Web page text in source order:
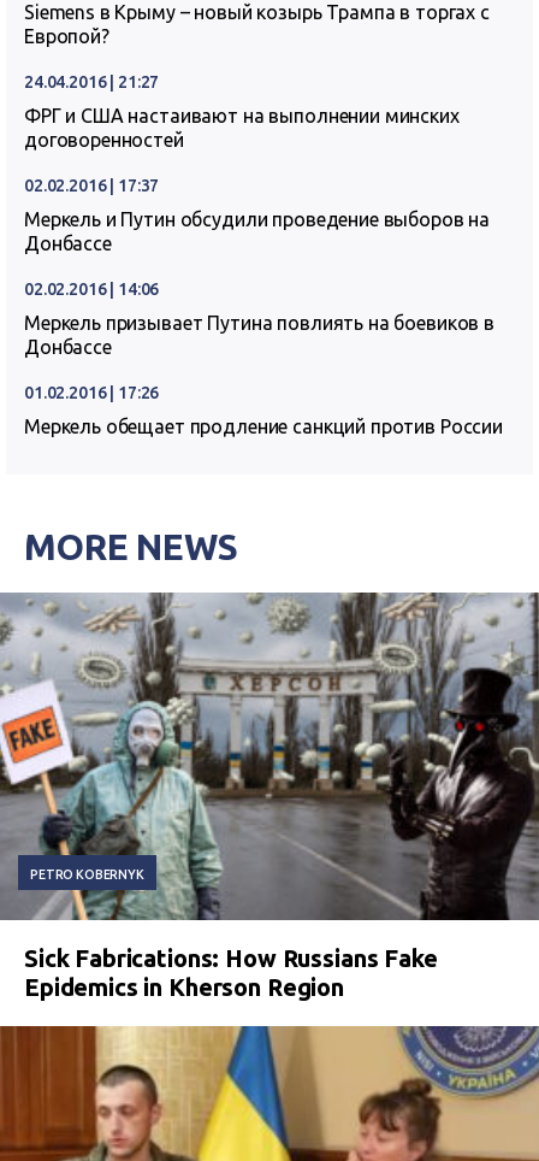
Siemens в Крыму – новый козырь Трампа в торгах с
Европой?
24.04.2016 | 21:27
ФРГ и США настаивают на выполнении минских
договоренностей
02.02.2016 | 17:37
Меркель и Путин обсудили проведение выборов на
Донбассе
02.02.2016 | 14:06
Меркель призывает Путина повлиять на боевиков в
Донбассе
01.02.2016 | 17:26
Меркель обещает продление санкций против России
MORE NEWS
PETRO KOBERNYK
Sick Fabrications: How Russians Fake
Epidemics in Kherson Region